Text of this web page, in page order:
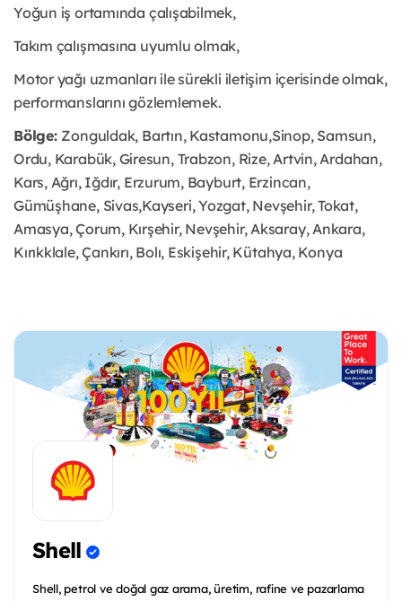
Yoğun iş ortamında çalışabilmek,
Takım çalışmasına uyumlu olmak,
Motor yağı uzmanları ile sürekli iletişim içerisinde olmak,
performanslarını gözlemlemek.
Bölge: Zonguldak, Bartın, Kastamonu,Sinop, Samsun,
Ordu, Karabük, Giresun, Trabzon, Rize, Artvin, Ardahan,
Kars, Ağrı, Iğdır, Erzurum, Bayburt, Erzincan,
Gümüşhane, Sivas,Kayseri, Yozgat, Nevşehir, Tokat,
Amasya, Çorum, Kırşehir, Nevşehir, Aksaray, Ankara,
Kırıkklale, Çankırı, Bolı, Eskişehir, Kütahya, Konya
Shell
Shell, petrol ve doğal gaz arama, üretim, rafine ve pazarlama